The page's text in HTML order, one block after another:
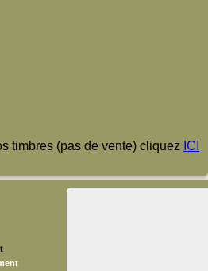
timbres (pas de vente) cliquez ICI